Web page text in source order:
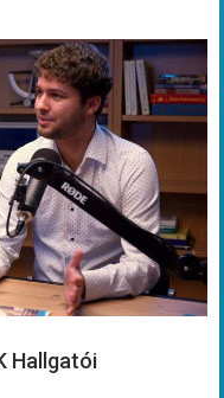
Hallgatói